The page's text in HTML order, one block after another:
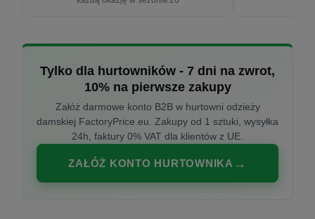
Tylko dla hurtowników - 7 dni na zwrot,
10% na pierwsze zakupy
Załóż darmowe konto B2B w hurtowni odzieży
damskiej FactoryPrice.eu. Zakupy od 1 sztuki, wysyłka
24h, faktury 0% VAT dla klientów z UE.
ZAŁÓŻ KONTO HURTOWNIKA